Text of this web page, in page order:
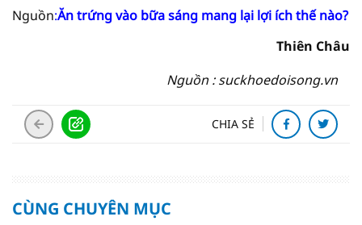
Nguồn:Ăn trứng vào bữa sáng mang lại lợi ích thế nào?
Thiên Châu
Nguồn : suckhoedoisong.vn
CHIA SẺ
CÙNG CHUYÊN MỤC